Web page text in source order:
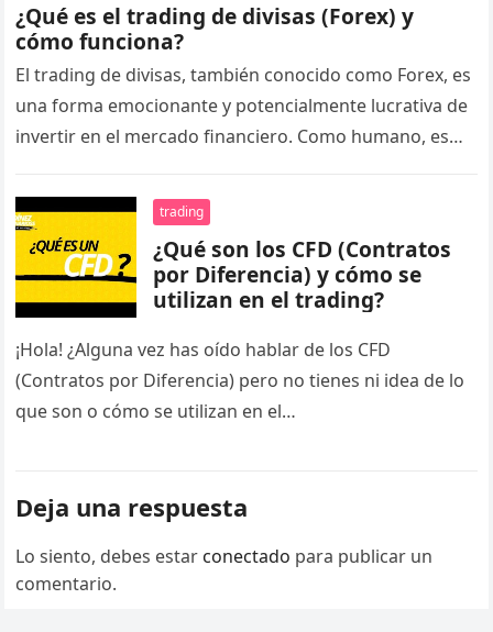
¿Qué es el trading de divisas (Forex) y
cómo funciona?
El trading de divisas, también conocido como Forex, es
una forma emocionante y potencialmente lucrativa de
invertir en el mercado financiero. Como humano, es
trading
¿Qué son los CFD (Contratos
por Diferencia) y cómo se
utilizan en el trading?
¡Hola! ¿Alguna vez has oído hablar de los CFD
(Contratos por Diferencia) pero no tienes ni idea de lo
que son o cómo se utilizan en el…
Deja una respuesta
Lo siento, debes estar conectado para publicar un
comentario.